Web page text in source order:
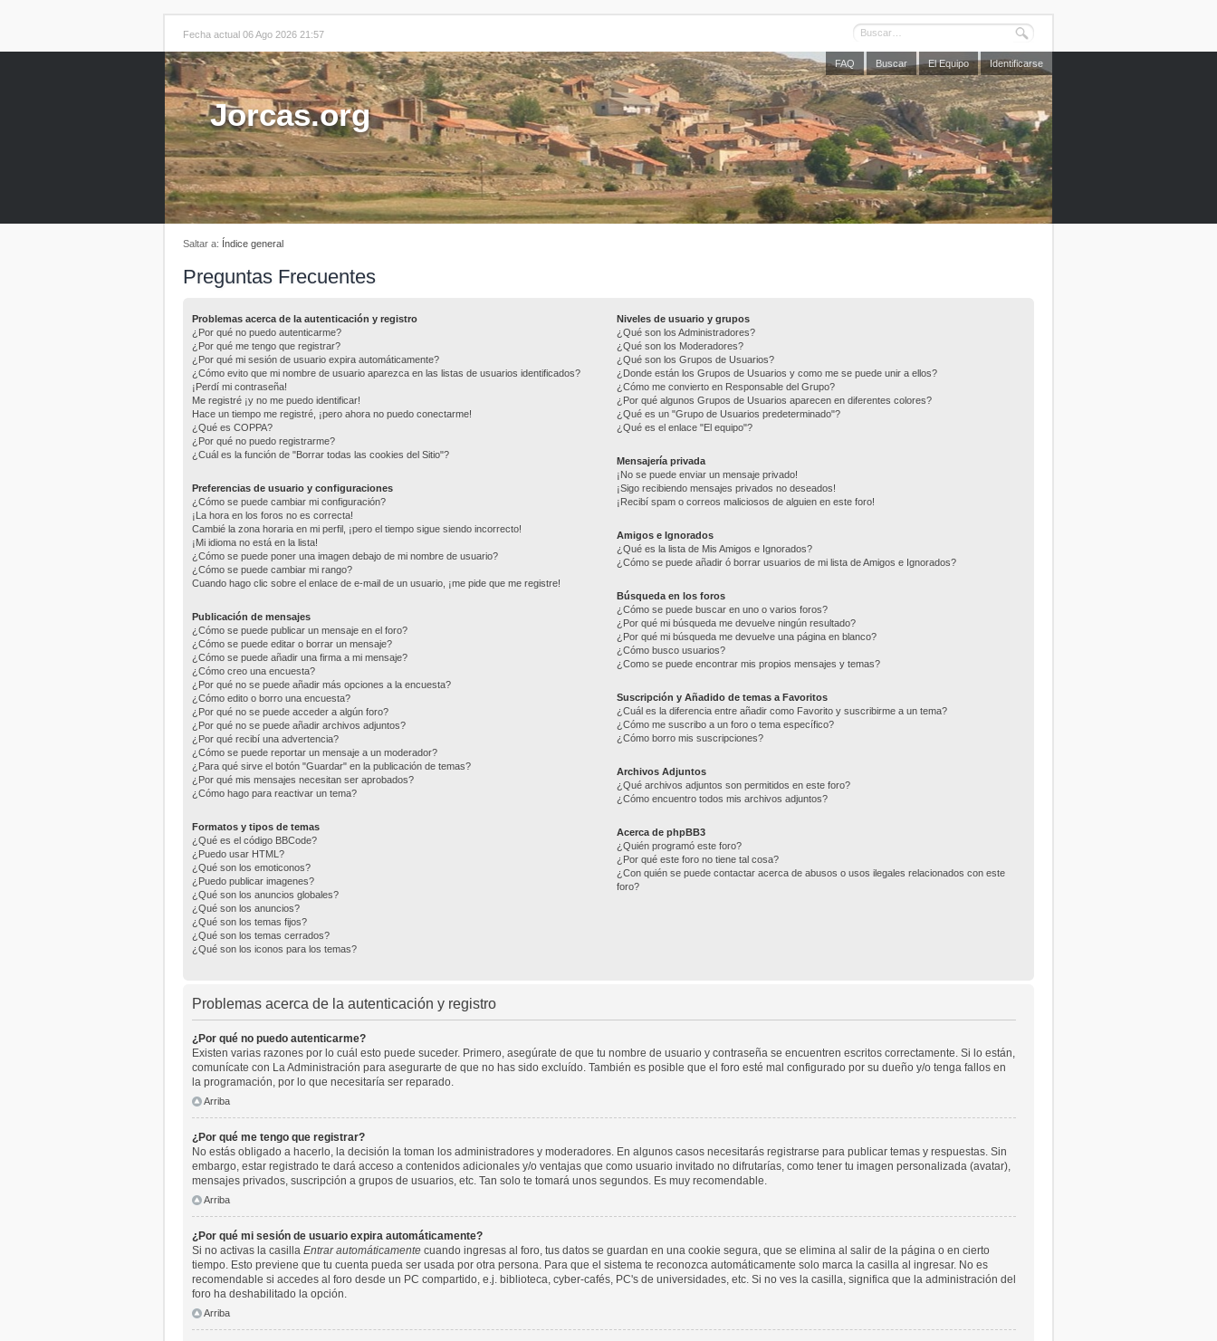
Fecha actual 06 Ago 2026 21:57
FAQ Buscar El Equipo Identificarse
Jorcas.org
Saltar a: Índice general
Preguntas Frecuentes
Problemas acerca de la autenticación y registro
¿Por qué no puedo autenticarme?
¿Por qué me tengo que registrar?
¿Por qué mi sesión de usuario expira automáticamente?
¿Cómo evito que mi nombre de usuario aparezca en las listas de usuarios identificados?
¡Perdí mi contraseña!
Me registré ¡y no me puedo identificar!
Hace un tiempo me registré, ¡pero ahora no puedo conectarme!
¿Qué es COPPA?
¿Por qué no puedo registrarme?
¿Cuál es la función de "Borrar todas las cookies del Sitio"?
Preferencias de usuario y configuraciones
¿Cómo se puede cambiar mi configuración?
¡La hora en los foros no es correcta!
Cambié la zona horaria en mi perfil, ¡pero el tiempo sigue siendo incorrecto!
¡Mi idioma no está en la lista!
¿Cómo se puede poner una imagen debajo de mi nombre de usuario?
¿Cómo se puede cambiar mi rango?
Cuando hago clic sobre el enlace de e-mail de un usuario, ¡me pide que me registre!
Publicación de mensajes
¿Cómo se puede publicar un mensaje en el foro?
¿Cómo se puede editar o borrar un mensaje?
¿Cómo se puede añadir una firma a mi mensaje?
¿Cómo creo una encuesta?
¿Por qué no se puede añadir más opciones a la encuesta?
¿Cómo edito o borro una encuesta?
¿Por qué no se puede acceder a algún foro?
¿Por qué no se puede añadir archivos adjuntos?
¿Por qué recibí una advertencia?
¿Cómo se puede reportar un mensaje a un moderador?
¿Para qué sirve el botón "Guardar" en la publicación de temas?
¿Por qué mis mensajes necesitan ser aprobados?
¿Cómo hago para reactivar un tema?
Formatos y tipos de temas
¿Qué es el código BBCode?
¿Puedo usar HTML?
¿Qué son los emoticonos?
¿Puedo publicar imagenes?
¿Qué son los anuncios globales?
¿Qué son los anuncios?
¿Qué son los temas fijos?
¿Qué son los temas cerrados?
¿Qué son los iconos para los temas?
Niveles de usuario y grupos
¿Qué son los Administradores?
¿Qué son los Moderadores?
¿Qué son los Grupos de Usuarios?
¿Donde están los Grupos de Usuarios y como me se puede unir a ellos?
¿Cómo me convierto en Responsable del Grupo?
¿Por qué algunos Grupos de Usuarios aparecen en diferentes colores?
¿Qué es un "Grupo de Usuarios predeterminado"?
¿Qué es el enlace "El equipo"?
Mensajería privada
¡No se puede enviar un mensaje privado!
¡Sigo recibiendo mensajes privados no deseados!
¡Recibí spam o correos maliciosos de alguien en este foro!
Amigos e Ignorados
¿Qué es la lista de Mis Amigos e Ignorados?
¿Cómo se puede añadir ó borrar usuarios de mi lista de Amigos e Ignorados?
Búsqueda en los foros
¿Cómo se puede buscar en uno o varios foros?
¿Por qué mi búsqueda me devuelve ningún resultado?
¿Por qué mi búsqueda me devuelve una página en blanco?
¿Cómo busco usuarios?
¿Como se puede encontrar mis propios mensajes y temas?
Suscripción y Añadido de temas a Favoritos
¿Cuál es la diferencia entre añadir como Favorito y suscribirme a un tema?
¿Cómo me suscribo a un foro o tema específico?
¿Cómo borro mis suscripciones?
Archivos Adjuntos
¿Qué archivos adjuntos son permitidos en este foro?
¿Cómo encuentro todos mis archivos adjuntos?
Acerca de phpBB3
¿Quién programó este foro?
¿Por qué este foro no tiene tal cosa?
¿Con quién se puede contactar acerca de abusos o usos ilegales relacionados con este
foro?
Problemas acerca de la autenticación y registro
¿Por qué no puedo autenticarme?
Existen varias razones por lo cuál esto puede suceder. Primero, asegúrate de que tu nombre de usuario y contraseña se encuentren escritos correctamente. Si lo están,
comunícate con La Administración para asegurarte de que no has sido excluído. También es posible que el foro esté mal configurado por su dueño y/o tenga fallos en
la programación, por lo que necesitaría ser reparado.
Arriba
¿Por qué me tengo que registrar?
No estás obligado a hacerlo, la decisión la toman los administradores y moderadores. En algunos casos necesitarás registrarse para publicar temas y respuestas. Sin
embargo, estar registrado te dará acceso a contenidos adicionales y/o ventajas que como usuario invitado no difrutarías, como tener tu imagen personalizada (avatar),
mensajes privados, suscripción a grupos de usuarios, etc. Tan solo te tomará unos segundos. Es muy recomendable.
Arriba
¿Por qué mi sesión de usuario expira automáticamente?
Si no activas la casilla Entrar automáticamente cuando ingresas al foro, tus datos se guardan en una cookie segura, que se elimina al salir de la página o en cierto
tiempo. Esto previene que tu cuenta pueda ser usada por otra persona. Para que el sistema te reconozca automáticamente solo marca la casilla al ingresar. No es
recomendable si accedes al foro desde un PC compartido, e.j. biblioteca, cyber-cafés, PC's de universidades, etc. Si no ves la casilla, significa que la administración del
foro ha deshabilitado la opción.
Arriba